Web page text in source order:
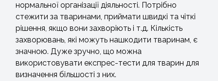
нормальної організації діяльності. Потрібно
стежити за тваринами, приймати швидкі та чіткі
рішення, якщо вони захворіють і т.д. Кількість
захворювань, які можуть нашкодити тваринам, є
значною. Дуже зручно, що можна
використовувати експрес-тести для тварин для
визначення більшості з них.